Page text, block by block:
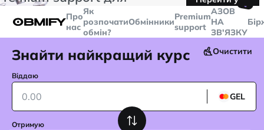
більше
Telegram
Про
нас
Як
розпочати
обмін?
ОбмінникиPremium
support
🤙
AЗОВ
НА
ЗВ'ЯЗКУ
Знайти найкращий курс Очистити
Віддаю
GEL
Отримую